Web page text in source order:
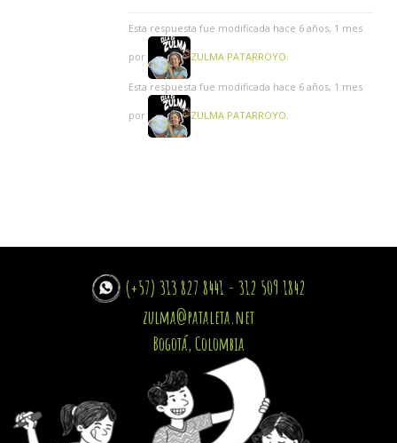
Esta respuesta fue modificada hace 6 años, 1 mes
por ZULMA PATARROYO
Esta respuesta fue modificada hace 6 años, 1 mes
por ZULMA PATARROYO
(+57) 313 827 8441 - 312 509 1842
zulma@pataleta.net
Bogotá, Colombia